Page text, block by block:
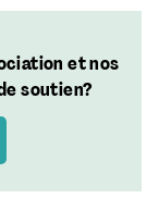
et nos
soutien?